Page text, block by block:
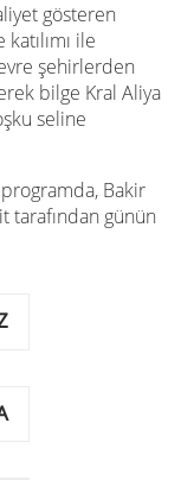
gösteren
ile
şehirlerden
bilge Kral Aliya
seline
Bakir
tarafından günün